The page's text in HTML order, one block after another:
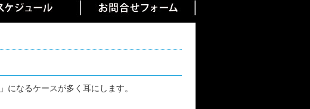
になるケースが多く耳にします。